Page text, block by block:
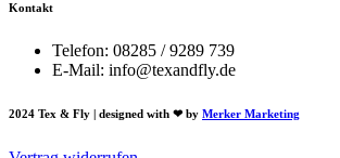
Kontakt
Telefon: 08285 / 9289 739
E-Mail: info@texandfly.de
2024 Tex & Fly | designed with ❤ by Merker Marketing